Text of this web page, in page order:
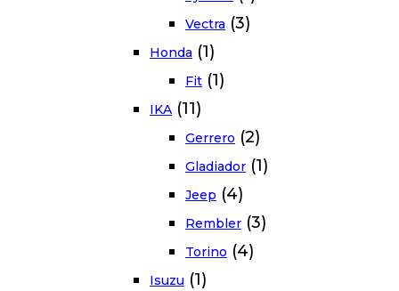
Vectra (3)
Honda (1)
Fit (1)
IKA (11)
Gerrero (2)
Gladiador (1)
Jeep (4)
Rembler (3)
Torino (4)
Isuzu (1)